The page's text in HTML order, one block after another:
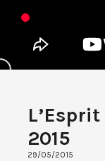
2015
29/05/2015